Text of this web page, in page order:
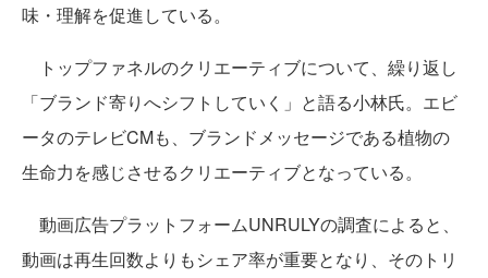
味・理解を促進している。
トップファネルのクリエーティブについて、繰り返し
「ブランド寄りへシフトしていく」と語る小林氏。エビ
ータのテレビCMも、ブランドメッセージである植物の
生命力を感じさせるクリエーティブとなっている。
動画広告プラットフォームUNRULYの調査によると、
動画は再生回数よりもシェア率が重要となり、そのトリ